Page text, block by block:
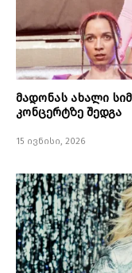
მადონას ახალი
კონცერტზე შედგა
15 ივნისი, 2026